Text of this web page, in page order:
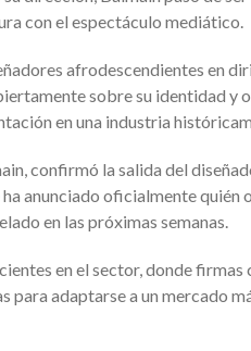
con el espectáculo mediático.
afrodescendientes en
sobre su identidad y
en una industria
confirmó la salida del
anunciado oficialmente quién
en las próximas semanas.
en el sector, donde
para adaptarse a un mercado